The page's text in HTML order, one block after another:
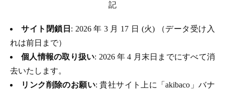
記
サイト閉鎖日 : 2026 年 3 月 17 日 (火) （データ受け入
れは前日まで）
個人情報の取り扱い: 2026 年 4 月末日までにすべて消
去いたします。
リンク削除のお願い: 貴社サイト上に「akibaco」バナ